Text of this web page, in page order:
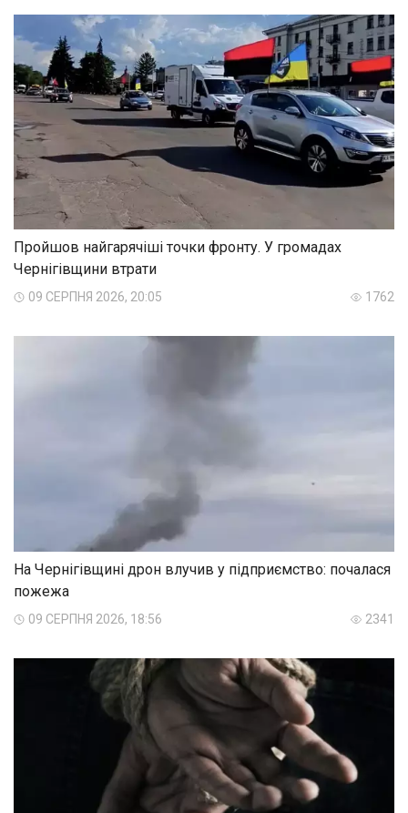
Пройшов найгарячіші точки фронту. У громадах
Чернігівщини втрати
09 СЕРПНЯ 2026, 20:05 1762
На Чернігівщині дрон влучив у підприємство: почалася
пожежа
09 СЕРПНЯ 2026, 18:56 2341